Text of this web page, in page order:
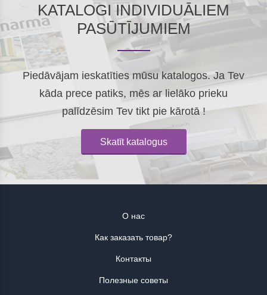
KATALOGI INDIVIDUĀLIEM
PASŪTĪJUMIEM
Piedāvājam ieskatīties mūsu katalogos. Ja Tev
kāda prece patiks, mēs ar lielāko prieku
palīdzēsim Tev tikt pie kārotā !
Skatīt katalogus
О нас
Как заказать товар?
Контакты
Полезные советы